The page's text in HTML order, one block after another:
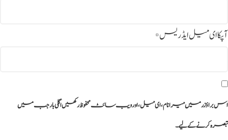
آپکا ای میل ایڈریس*
اس براؤزر میں میرا نام، ای میل، اور ویب سائٹ محفوظ رکھیں اگلی بار جب میں
تبصرہ کرنے کےلیے۔